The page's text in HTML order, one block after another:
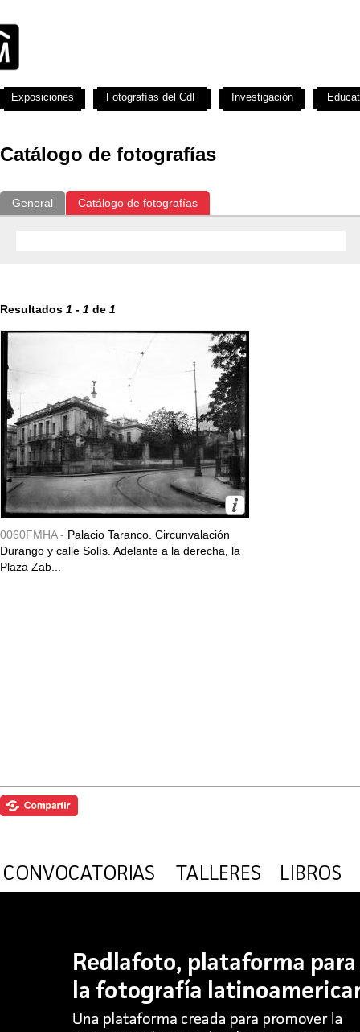
Catálogo de fotografías
General Catálogo de fotografías
Resultados 1 - 1 de 1
0060FMHA - Palacio Taranco. Circunvalación
Durango y calle Solís. Adelante a la derecha, la
Plaza Zab...
Exposiciones Fotografías del CdF Investigación